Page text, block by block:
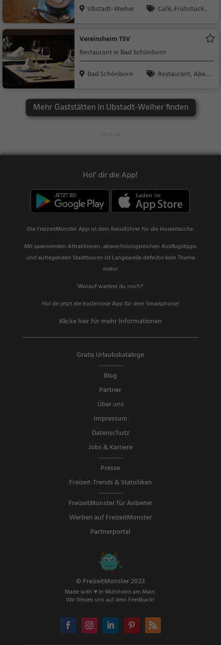
Ubstadt-Weiher
Café, Frühstück,
Vereinsheim TSV
Restaurant in Bad Schönborn
Bad Schönborn
Restaurant, Aben
Mehr Gaststätten in Ubstadt-Weiher finden
Hol' dir die App!
Die FreizeitMonster App ist dein Reiseführer für die Hosentasche.
Mit spannenden Attraktionen, abwechslungsreichen Ausflugstipps
und aufregenden Stadttouren ist Langeweile definitiv kein Thema
mehr!
Worauf wartest du noch?
Hol dir jetzt die kostenlose App für dein Smartphone!
Klicke hier für mehr Informationen
Gratis Urlaubskataloge
Blog
Partner
Über uns
Impressum
Datenschutz
Jobs & Karriere
Presse
Freizeit-Trends & Statistiken
FreizeitMonster für Anbieter
Werben auf FreizeitMonster
Partnerportal
© FreizeitMonster 2023
Made with ♥ in Mühlheim am Main.
Wir freuen uns auf dein Feedback!